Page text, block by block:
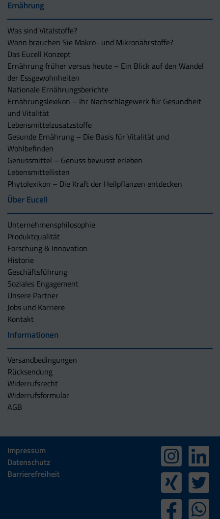
Ernährung
Was sind Vitalstoffe?
Wann brauchen Sie Makro- und Mikronährstoffe?
Das Eucell Konzept
Ernährung früher versus heute – Ein Blick auf den Wandel
der Essgewohnheiten
Nationale Ernährungsberichte
Ernährungslexikon – Ihr Nachschlagewerk für Gesundheit
und Vitalität
Lebensmittelzusatzstoffe
Gesunde Ernährung – Die Basis für Vitalität und
Wohlbefinden
Genussmittel – Genuss bewusst erleben
Lebensmittellisten
Phytolexikon – Die Kraft der Heilpflanzen entdecken
Über Eucell
Unternehmens­philosophie
Produktqualität
Forschung & Innovation
Historie
Geschäftsführung
Soziales Engagement
Unsere Partner
Jobs und Karriere
Kontakt
Informationen
Versandbedingungen
Rücksendung
Widerrufsrecht
Widerrufsformular
AGB
Impressum
Datenschutz
Barrierefreiheit